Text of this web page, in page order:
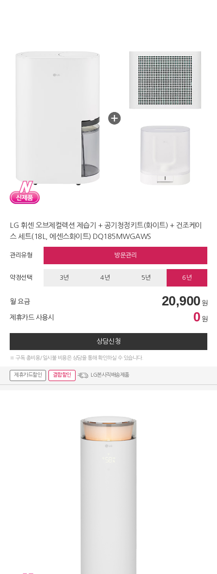
LG 휘센 오브제컬렉션 제습기 + 공기청정키트(화이트) + 건조케이
스 세트(18L, 에센스화이트) DQ185MWGAWS
관리유형 방문관리
약정선택 3년 4년 5년 6년
월 요금 20,900 원
제휴카드 사용시 0 원
상담신청
※ 구독 총비용/일시불 비용은 상담을 통해 확인하실 수 있습니다.
제휴카드할인 결합할인 LG본사직배송제품